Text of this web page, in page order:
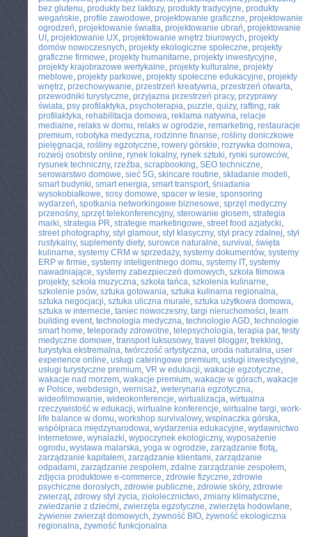
bez glutenu, produkty bez laktozy, produkty tradycyjne, produkty
wegańskie, profile zawodowe, projektowanie graficzne, projektowanie
ogrodzeń, projektowanie światła, projektowanie ubrań, projektowanie
UI , projektowanie UX, projektowanie wnętrz biurowych, projekty
domów nowoczesnych, projekty ekologiczne społeczne, projekty
graficzne firmowe, projekty humanitarne, projekty inwestycyjne,
projekty krajobrazowe wertykalne, projekty kulturalne, projekty
meblowe, projekty parkowe, projekty społeczne edukacyjne, projekty
wnętrz, przechowywanie, przestrzeń kreatywna, przestrzeń otwarta,
przewodniki turystyczne, przyjazna przestrzeń pracy, przyprawy
świata, psy profilaktyka, psychoterapia, puzzle, quizy, rafting, rak
profilaktyka, rehabilitacja domowa, reklama natywna, relacje
medialne, relaks w domu, relaks w ogrodzie, remarketing, restauracje
premium, robotyka medyczna, rodzinne finanse, rośliny doniczkowe
pielęgnacja, rośliny egzotyczne, rowery górskie, rozrywka domowa,
rozwój osobisty online, rynek lokalny, rynek sztuki, rynki surowców,
rysunek techniczny, rzeźba, scrapbooking, SEO techniczne,
serowarstwo domowe, sieć 5G, skincare routine, składanie modeli,
smart budynki, smart energia, smart transport, śniadania
wysokobiałkowe, sosy domowe, spacer w lesie, sponsoring
wydarzeń, spotkania networkingowe biznesowe, sprzęt medyczny
przenośny, sprzęt telekonferencyjny, sterowanie głosem, strategia
marki, strategia PR, strategie marketingowe, street food azjatycki,
street photography, styl glamour, styl klasyczny, styl pracy zdalnej, styl
rustykalny, suplementy diety, surowce naturalne, survival , święta
kulinarne, systemy CRM w sprzedaży, systemy dokumentów, systemy
ERP w firmie, systemy inteligentnego domu, systemy IT, systemy
nawadniające, systemy zabezpieczeń domowych, szkoła filmowa
projekty, szkoła muzyczna, szkoła tańca, szkolenia kulinarne,
szkolenie psów, sztuka gotowania, sztuka kulinarna regionalna,
sztuka negocjacji, sztuka uliczna murale, sztuka użytkowa domowa,
sztuka w internecie, taniec nowoczesny, targi nieruchomości, team
building event, technologia medyczna, technologie AGD, technologie
smart home, teleporady zdrowotne, telepsychologia, terapia par, testy
medyczne domowe, transport luksusowy, travel blogger, trekking,
turystyka ekstremalna, twórczość artystyczna, uroda naturalna, user
experience online, usługi cateringowe premium, usługi inwestycyjne,
usługi turystyczne premium, VR w edukacji, wakacje egzotyczne,
wakacje nad morzem, wakacje premium, wakacje w górach, wakacje
w Polsce, webdesign, wernisaż, weterynaria egzotyczna,
wideofilmowanie, wideokonferencje, wirtualizacja, wirtualna
rzeczywistość w edukacji, wirtualne konferencje, wirtualne targi, work-
life balance w domu, workshop survivalowy, wspinaczka górska,
współpraca międzynarodowa, wydarzenia edukacyjne, wydawnictwo
internetowe, wynalazki, wypoczynek ekologiczny, wyposażenie
ogrodu, wystawa malarska, yoga w ogrodzie, zarządzanie flotą,
zarządzanie kapitałem, zarządzanie klientami, zarządzanie
odpadami, zarządzanie zespołem, zdalne zarządzanie zespołem,
zdjęcia produktowe e-commerce, zdrowie fizyczne, zdrowie
psychiczne dorosłych, zdrowie publiczne, zdrowie skóry, zdrowie
zwierząt, zdrowy styl życia, ziołolecznictwo, zmiany klimatyczne,
zwiedzanie z dziećmi, zwierzęta egzotyczne, zwierzęta hodowlane,
żywienie zwierząt domowych, żywność BIO, żywność ekologiczna
regionalna, żywność funkcjonalna